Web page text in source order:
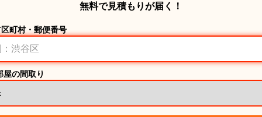
無料で見積もりが届く！
町村・郵便番号
の間取り